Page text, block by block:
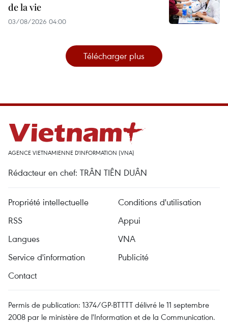
de la vie
03/08/2026 04:00
Télécharger plus
AGENCE VIETNAMIENNE D'INFORMATION (VNA)
Rédacteur en chef: TRÂN TIÊN DUÂN
Propriété intellectuelle
Conditions d'utilisation
RSS
Appui
Langues
VNA
Service d'information
Publicité
Contact
Permis de publication: 1374/GP-BTTTT délivré le 11 septembre
2008 par le ministère de l'Information et de la Communication.